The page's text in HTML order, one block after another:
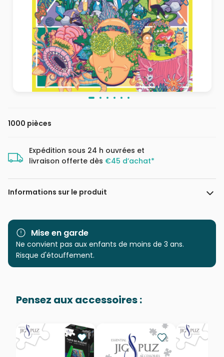
1000 pièces
Expédition sous 24 h ouvrées et
livraison offerte dès €45 d’achat*
Informations sur le produit
Marque
Clementoni, le Puzzle
Catégorie
48.000 pièces)
Provenance Puzzles fabriqués en France
EAN 8005125375110
Mise en garde
Ne convient pas aux enfants de moins de 3 ans.
Risque d'étouffement.
Pensez aux accessoires :